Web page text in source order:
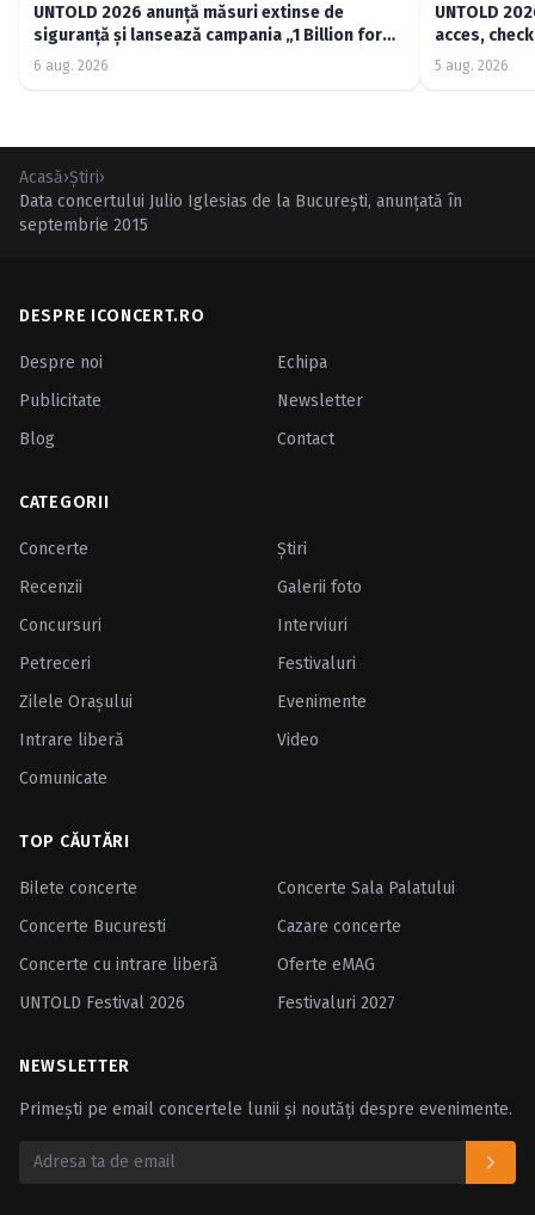
UNTOLD 2026 anunță măsuri extinse de
siguranță și lansează campania „1 Billion for
Good”
6 aug. 2026
UNTOLD
acces,
5 aug. 2026
Acasă›Ştiri›
Data concertului Julio Iglesias de la Bucureşti, anunţată în
septembrie 2015
DESPRE ICONCERT.RO
Despre noi
Echipa
Publicitate
Newsletter
Blog
Contact
CATEGORII
Concerte
Ştiri
Recenzii
Galerii foto
Concursuri
Interviuri
Petreceri
Festivaluri
Zilele Oraşului
Evenimente
Intrare liberă
Video
Comunicate
TOP CĂUTĂRI
Bilete concerte
Concerte Sala Palatului
Concerte Bucuresti
Cazare concerte
Concerte cu intrare liberă
Oferte eMAG
UNTOLD Festival 2026
Festivaluri 2027
NEWSLETTER
Primești pe email concertele lunii și noutăți despre evenimente.